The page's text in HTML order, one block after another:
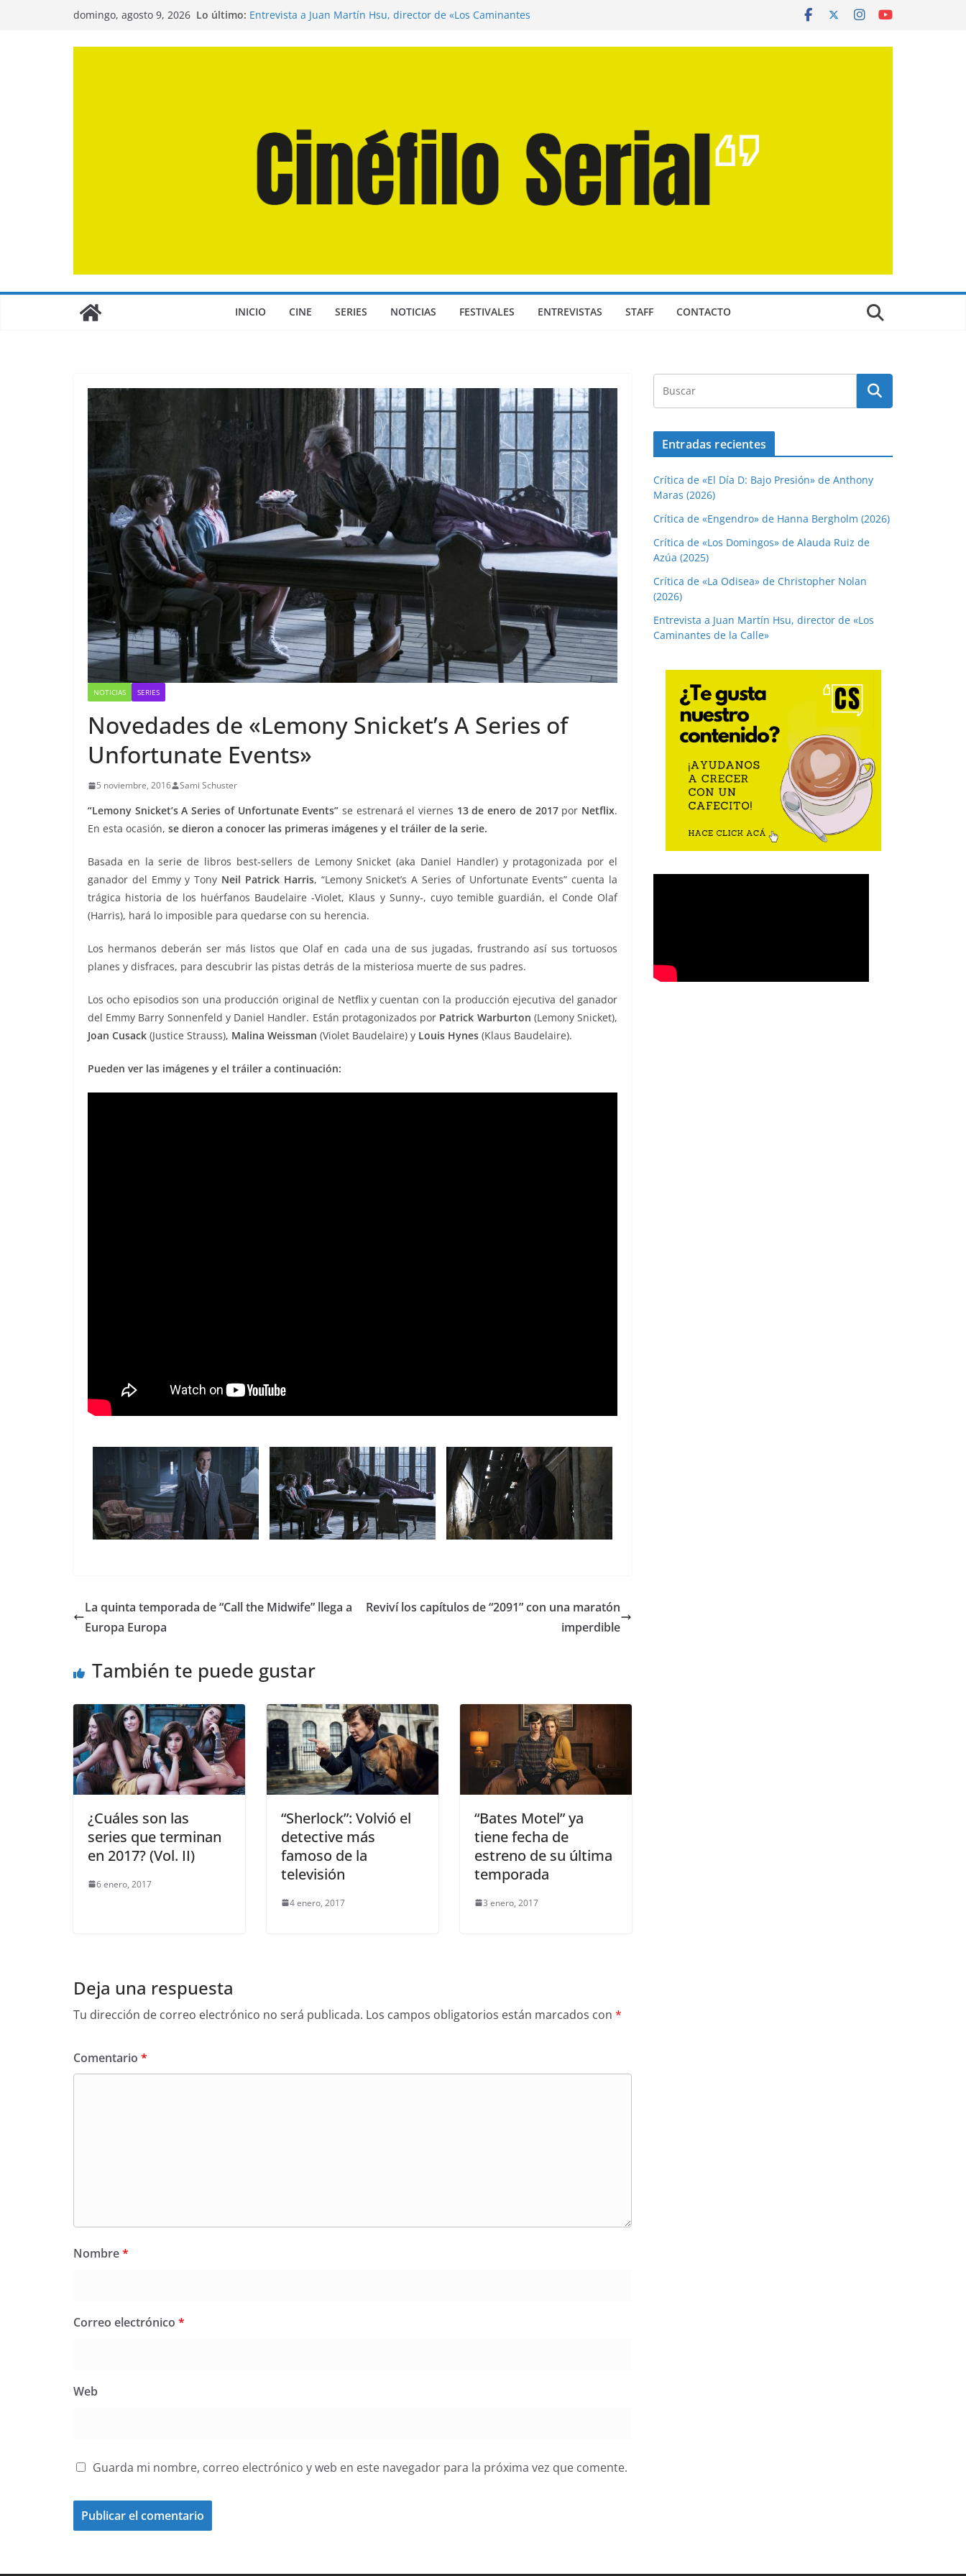
domingo, agosto 9, 2026 Lo último: Entrevista a Juan Martín Hsu, director de «Los Caminantes
INICIO CINE SERIES NOTICIAS FESTIVALES ENTREVISTAS STAFF CONTACTO
NOTICIAS SERIES
Novedades de «Lemony Snicket’s A Series of
Unfortunate Events»
5 noviembre, 2016 Sami Schuster
“Lemony Snicket’s A Series of Unfortunate Events” se estrenará el viernes 13 de enero de 2017por Netflix.
En esta ocasión, se dieron a conocer las primeras imágenes y el tráiler de la serie.
Basada en la serie de libros best-sellers de Lemony Snicket (aka Daniel Handler) y protagonizada por el
ganador del Emmy y Tony Neil Patrick Harris, “Lemony Snicket’s A Series of Unfortunate Events” cuenta la
trágica historia de los huérfanos Baudelaire -Violet, Klaus y Sunny-, cuyo temible guardián, el Conde Olaf
(Harris), hará lo imposible para quedarse con su herencia.
Los hermanos deberán ser más listos que Olaf en cada una de sus jugadas, frustrando así sus tortuosos
planes y disfraces, para descubrir las pistas detrás de la misteriosa muerte de sus padres.
Los ocho episodios son una producción original de Netflix y cuentan con la producción ejecutiva del ganador
del Emmy Barry Sonnenfeld y Daniel Handler. Están protagonizados por Patrick Warburton (Lemony Snicket),
Joan Cusack (Justice Strauss), Malina Weissman (Violet Baudelaire) y Louis Hynes (Klaus Baudelaire).
Pueden ver las imágenes y el tráiler a continuación:
La quinta temporada de “Call the Midwife” llega a
Europa Europa
Reviví los capítulos de “2091” con una maratón
imperdible
También te puede gustar
¿Cuáles son las
series que terminan
en 2017? (Vol. II)
6 enero, 2017
“Sherlock”: Volvió el
detective más
famoso de la
televisión
4 enero, 2017
“Bates Motel” ya
tiene fecha de
estreno de su última
temporada
3 enero, 2017
Deja una respuesta
Tu dirección de correo electrónico no será publicada. Los campos obligatorios están marcados con *
Comentario *
Nombre*
Correo electrónico *
Web
Guarda mi nombre, correo electrónico y web en este navegador para la próxima vez que comente.
Entradas recientes
Crítica de «El Día D: Bajo Presión» de Anthony
Maras (2026)
Crítica de «Engendro» de Hanna Bergholm (2026)
Crítica de «Los Domingos» de Alauda Ruiz de
Azúa (2025)
Crítica de «La Odisea» de Christopher Nolan
(2026)
Entrevista a Juan Martín Hsu, director de «Los
Caminantes de la Calle»